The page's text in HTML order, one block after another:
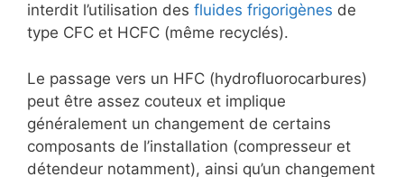
interdit l’utilisation des fluides frigorigènes de
type CFC et HCFC (même recyclés).
Le passage vers un HFC (hydrofluorocarbures)
peut être assez couteux et implique
généralement un changement de certains
composants de l’installation (compresseur et
détendeur notamment), ainsi qu’un changement